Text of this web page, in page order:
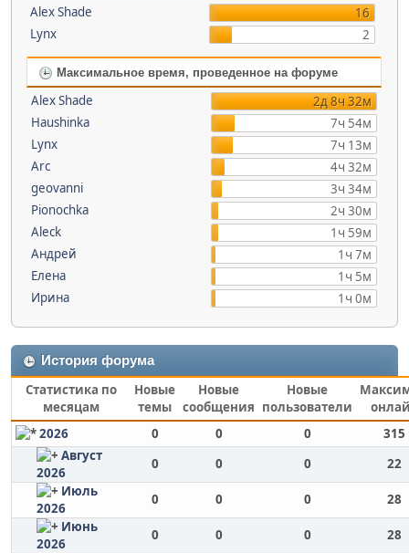
Alex Shade
16
Lynx
2
Максимальное время, проведенное на форуме
Alex Shade
2д 8ч 32м
Haushinka
7ч 54м
Lynx
7ч 13м
Arc
4ч 32м
geovanni
3ч 34м
Pionochka
2ч 30м
Aleck
1ч 59м
Андрей
1ч 7м
Елена
1ч 5м
Ирина
1ч 0м
История форума
Статистика по
месяцам
Новые
темы
Новые
сообщения
Новые
пользователи
2026
0 0 0
315
Август
2026
0 0 0
22
Июль
2026
0 0 0
28
Июнь
2026
0 0 0
28